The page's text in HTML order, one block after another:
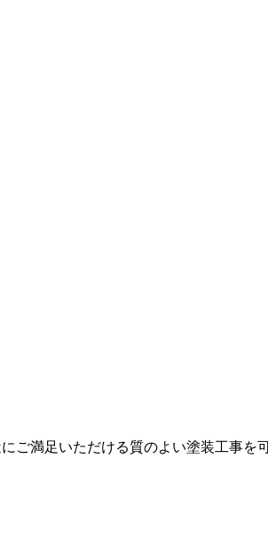
ご満足いただける質のよい塗装工事を